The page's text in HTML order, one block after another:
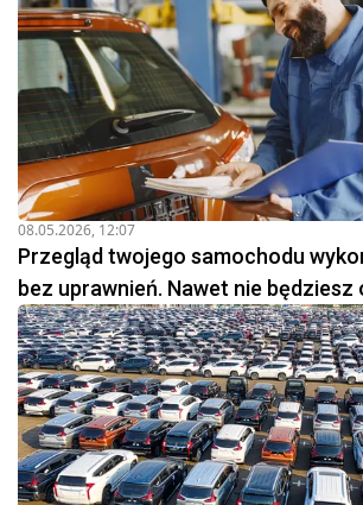
08.05.2026, 12:07
Przegląd twojego samochodu
bez uprawnień. Nawet nie będziesz